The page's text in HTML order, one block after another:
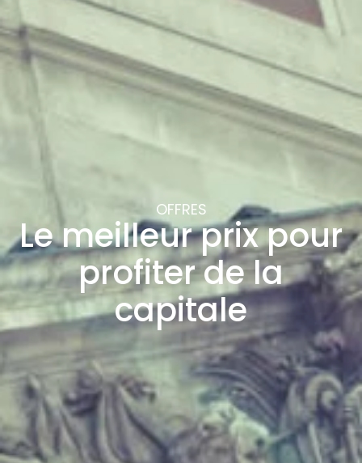
OFFRES
Le meilleur prix pour
profiter de la
capitale